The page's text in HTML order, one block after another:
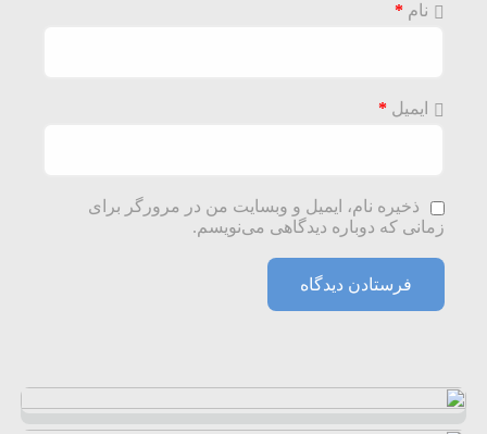
نام *
ایمیل *
ذخیره نام، ایمیل و وبسایت من در مرورگر برای
زمانی که دوباره دیدگاهی می‌نویسم.